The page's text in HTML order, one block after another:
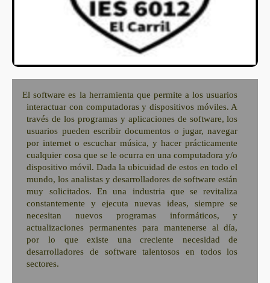
El software es la herramienta que permite a los usuarios
interactuar con computadoras y dispositivos móviles. A
través de los programas y aplicaciones de software, los
usuarios pueden escribir documentos o jugar, navegar
por internet o escuchar música, y hacer prácticamente
cualquier cosa que se le ocurra en una computadora y/o
dispositivo móvil. Dada la ubicuidad de estos en todo el
mundo, los analistas y desarrolladores de software están
muy solicitados. En una industria que se revitaliza
constantemente y ejecuta nuevas ideas, siempre se
necesitan nuevos programas informáticos, y
actualizaciones permanentes para mantenerse al día,
por lo que existe una creciente necesidad de
desarrolladores de software talentosos en todos los
sectores.